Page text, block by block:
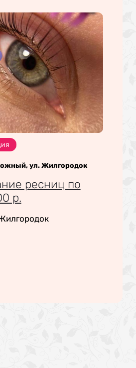
ул. Жилгородок
ресниц по
р.